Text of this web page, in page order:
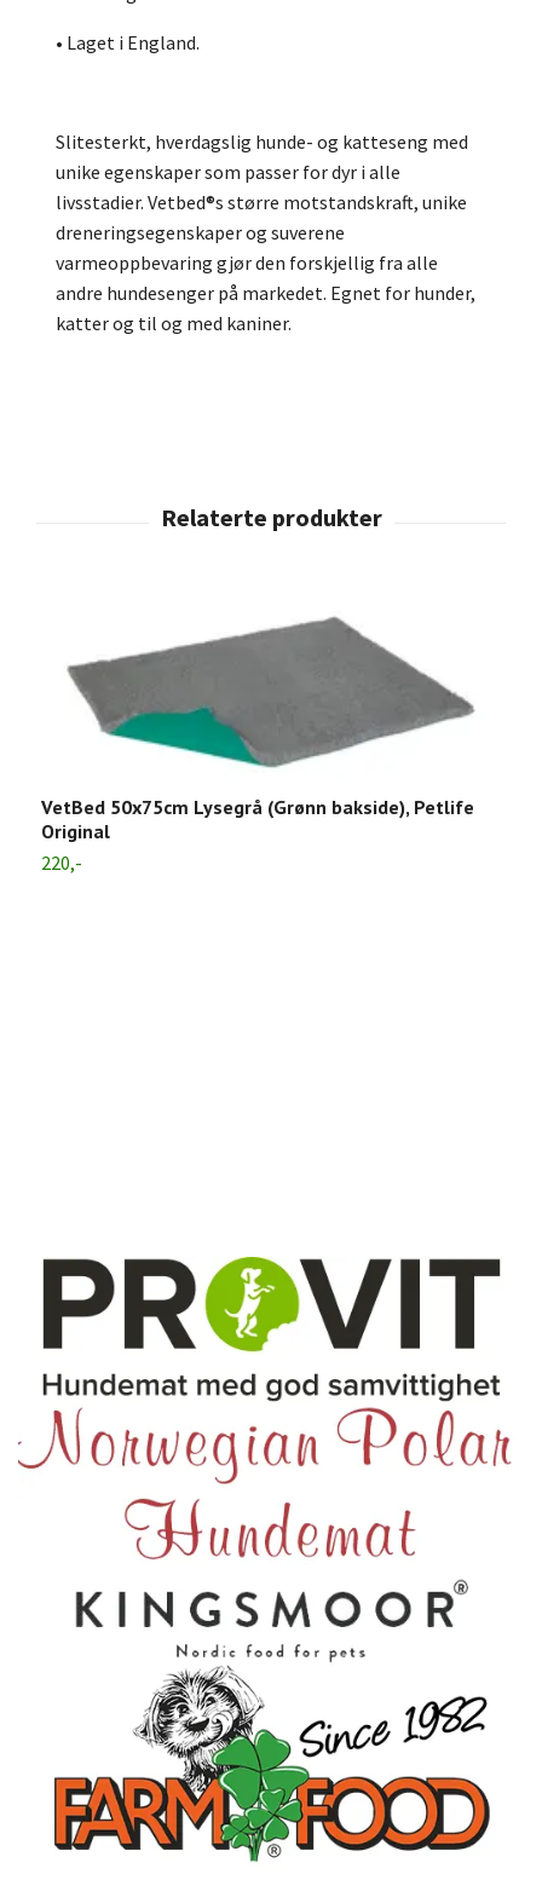
• Laget i England.
Slitesterkt, hverdagslig hunde- og katteseng med
unike egenskaper som passer for dyr i alle
livsstadier. Vetbed®s større motstandskraft, unike
dreneringsegenskaper og suverene
varmeoppbevaring gjør den forskjellig fra alle
andre hundesenger på markedet. Egnet for hunder,
katter og til og med kaniner.
VetBed 50x75cm Lysegrå (Grønn bakside), Petlife
Original
220,-